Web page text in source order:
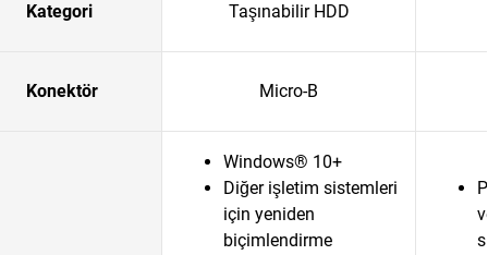
Kategori Taşınabilir HDD
Konektör Micro-B
Windows® 10+
Diğer işletim sistemleri
için yeniden
biçimlendirme